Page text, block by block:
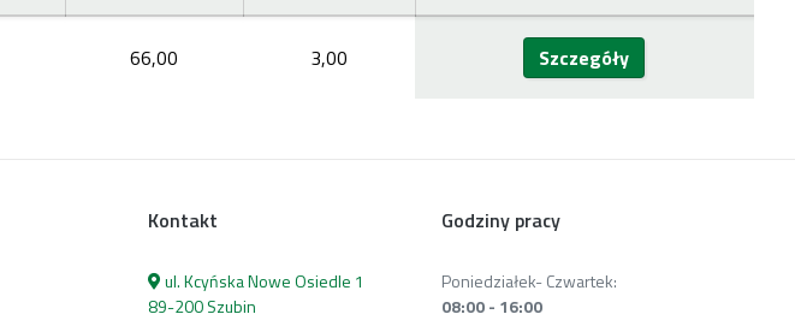
66,00 3,00 Szczegóły
Kontakt
ul. Kcyńska Nowe Osiedle 1
89-200 Szubin
Godziny pracy
Poniedziałek- Czwartek:
08:00 - 16:00